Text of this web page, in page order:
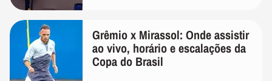
Grêmio x Mirassol: Onde assistir
ao vivo, horário e escalações da
Copa do Brasil